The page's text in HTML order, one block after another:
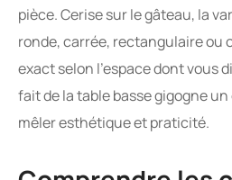
pièce. Cerise sur le gâteau, la
ronde, carrée, rectangulaire ou
exact selon l’espace dont vous
fait de la table basse gigogne
mêler esthétique et praticité.